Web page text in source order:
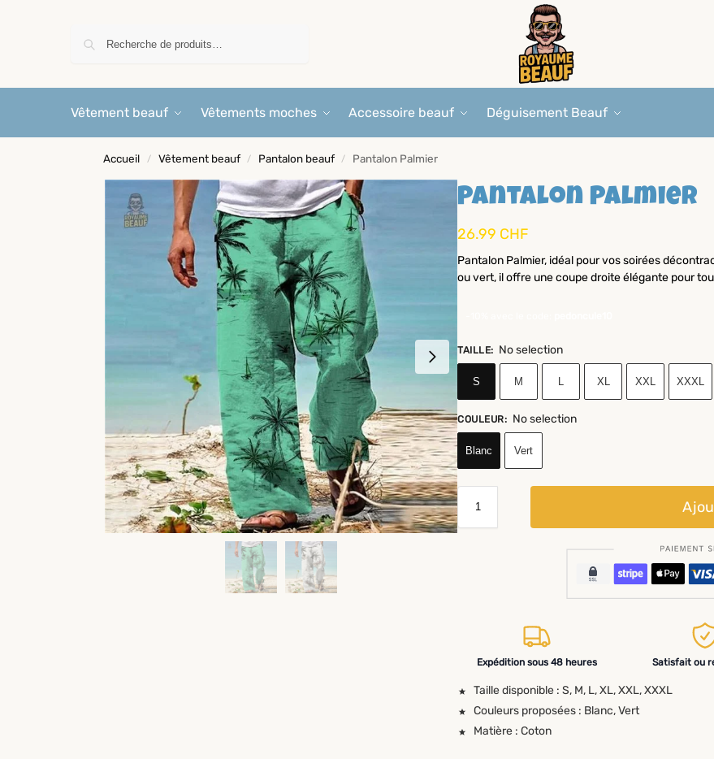
Vêtement beauf Vêtements moches Accessoire beauf Déguisement Beauf
Accueil / Vêtement beauf / Pantalon beauf / Pantalon Palmier
Pantalon Palmier
26.99 CHF
Pantalon Palmier, idéal pour vos soirées
ou vert, il offre une coupe droite élégante pour
TAILLE: No selection
S M XL XXL XXXL
COULEUR: No selection
Blanc Vert
Expédition sous 48 heures Satisfait ou
Taille disponible : S, M, L, XL, XXL, XXXL
Couleurs proposées : Blanc, Vert
Matière : Coton